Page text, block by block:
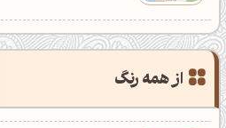
از همه رنگ